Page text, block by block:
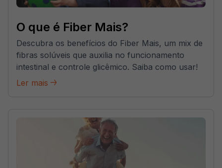
O que é Fiber Mais?
Descubra os benefícios do Fiber Mais, um mix de
fibras solúveis que auxilia no funcionamento
intestinal e controle glicêmico. Saiba como usar!
Ler mais